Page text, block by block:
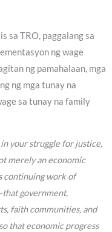
sa TRO, paggalang sa
ng wage
ng pamahalaan, mga
ng mga tunay na
sa tunay na family
your struggle for justice,
merely an economic
continuing work of
government,
faith communities, and
that economic progress